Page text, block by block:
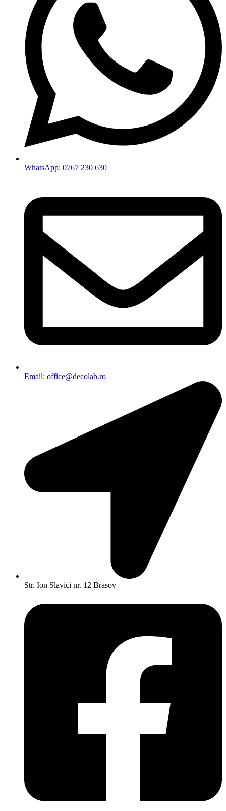
WhatsApp: 0767 230 630
Email: office@decolab.ro
Str. Ion Slavici nr. 12 Brasov